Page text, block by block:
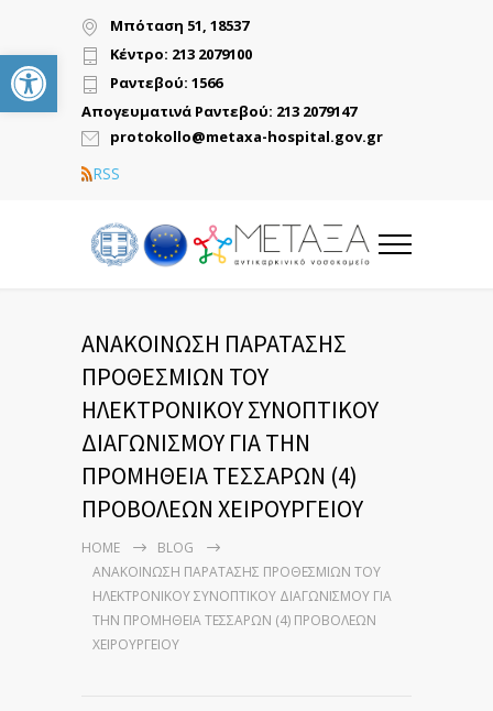
Ανοίξτε τη γραμμή εργαλείων
Μπόταση 51, 18537
Κέντρο: 213 2079100
Ραντεβού: 1566
Απογευματινά Ραντεβού: 213 2079147
protokollo@metaxa-hospital.gov.gr
RSS
ΑΝΑΚΟΙΝΩΣΗ ΠΑΡΑΤΑΣΗΣ
ΠΡΟΘΕΣΜΙΩΝ ΤΟΥ
ΗΛΕΚΤΡΟΝΙΚΟΥ ΣΥΝΟΠΤΙΚΟΥ
ΔΙΑΓΩΝΙΣΜΟΥ ΓΙΑ ΤΗΝ
ΠΡΟΜΗΘΕΙΑ ΤΕΣΣΑΡΩΝ (4)
ΠΡΟΒΟΛΕΩΝ ΧΕΙΡΟΥΡΓΕΙΟΥ
HOME
BLOG
ΑΝΑΚΟΙΝΩΣΗ ΠΑΡΑΤΑΣΗΣ ΠΡΟΘΕΣΜΙΩΝ ΤΟΥ
ΗΛΕΚΤΡΟΝΙΚΟΥ ΣΥΝΟΠΤΙΚΟΥ ΔΙΑΓΩΝΙΣΜΟΥ ΓΙΑ
ΤΗΝ ΠΡΟΜΗΘΕΙΑ ΤΕΣΣΑΡΩΝ (4) ΠΡΟΒΟΛΕΩΝ
ΧΕΙΡΟΥΡΓΕΙΟΥ